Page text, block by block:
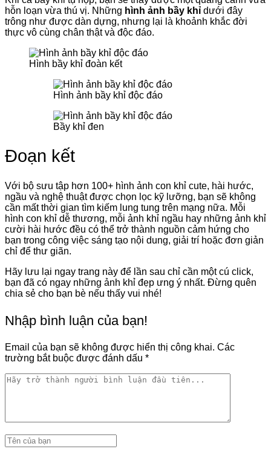
hỗn loạn vừa thú vị. Những hình ảnh bầy khỉ dưới đây
trông như được dàn dựng, nhưng lại là khoảnh khắc đời
thực vô cùng chân thật và độc đáo.
Hình bầy khỉ đoàn kết
Hình ảnh bầy khỉ độc đáo
Bầy khỉ đen
Đoạn kết
Với bộ sưu tập hơn 100+ hình ảnh con khỉ cute, hài hước,
ngầu và nghệ thuật được chọn lọc kỹ lưỡng, bạn sẽ không
cần mất thời gian tìm kiếm lung tung trên mạng nữa. Mỗi
hình con khỉ dễ thương, mỗi ảnh khỉ ngầu hay những ảnh khỉ
cười hài hước đều có thể trở thành nguồn cảm hứng cho
bạn trong công việc sáng tạo nội dung, giải trí hoặc đơn giản
chỉ để thư giãn.
Hãy lưu lại ngay trang này để lần sau chỉ cần một cú click,
bạn đã có ngay những ảnh khỉ đẹp ưng ý nhất. Đừng quên
chia sẻ cho bạn bè nếu thấy vui nhé!
Nhập bình luận của bạn!
Email của bạn sẽ không được hiển thị công khai. Các
trường bắt buộc được đánh dấu *